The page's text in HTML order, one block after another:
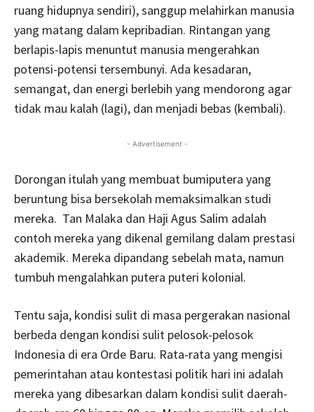
ruang hidupnya sendiri), sanggup melahirkan manusia
yang matang dalam kepribadian. Rintangan yang
berlapis-lapis menuntut manusia mengerahkan
potensi-potensi tersembunyi. Ada kesadaran,
semangat, dan energi berlebih yang mendorong agar
tidak mau kalah (lagi), dan menjadi bebas (kembali).
- Advertisement -
Dorongan itulah yang membuat bumiputera yang
beruntung bisa bersekolah memaksimalkan studi
mereka. Tan Malaka dan Haji Agus Salim adalah
contoh mereka yang dikenal gemilang dalam prestasi
akademik. Mereka dipandang sebelah mata, namun
tumbuh mengalahkan putera puteri kolonial.
Tentu saja, kondisi sulit di masa pergerakan nasional
berbeda dengan kondisi sulit pelosok-pelosok
Indonesia di era Orde Baru. Rata-rata yang mengisi
pemerintahan atau kontestasi politik hari ini adalah
mereka yang dibesarkan dalam kondisi sulit daerah-